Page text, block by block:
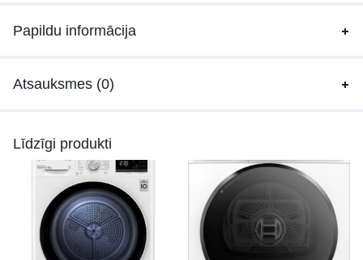
Papildu informācija
Atsauksmes (0)
Līdzīgi produkti